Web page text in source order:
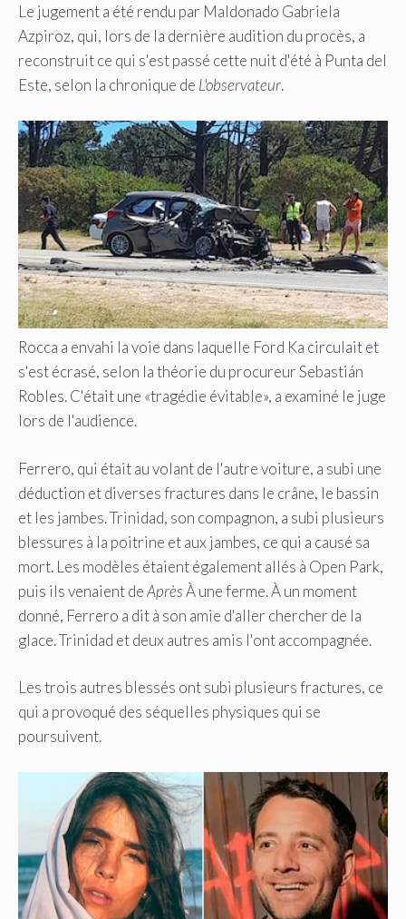
Le jugement a été rendu par Maldonado Gabriela
Azpiroz, qui, lors de la dernière audition du procès, a
reconstruit ce qui s'est passé cette nuit d'été à Punta del
Este, selon la chronique de L'observateur.
Rocca a envahi la voie dans laquelle Ford Ka circulait et
s'est écrasé, selon la théorie du procureur Sebastián
Robles. C'était une «tragédie évitable», a examiné le juge
lors de l'audience.
Ferrero, qui était au volant de l'autre voiture, a subi une
déduction et diverses fractures dans le crâne, le bassin
et les jambes. Trinidad, son compagnon, a subi plusieurs
blessures à la poitrine et aux jambes, ce qui a causé sa
mort. Les modèles étaient également allés à Open Park,
puis ils venaient deAprèsÀ une ferme. À un moment
donné, Ferrero a dit à son amie d'aller chercher de la
glace. Trinidad et deux autres amis l'ont accompagnée.
Les trois autres blessés ont subi plusieurs fractures, ce
qui a provoqué des séquelles physiques qui se
poursuivent.